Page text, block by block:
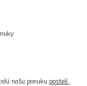
našu ponuku postelí.